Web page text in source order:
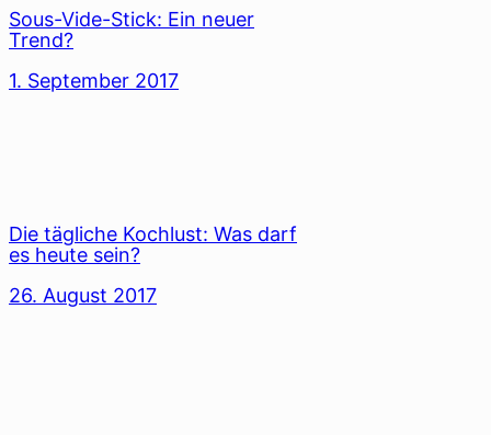
Sous-Vide-Stick: Ein neuer
Trend?
1. September 2017
Die tägliche Kochlust: Was darf
es heute sein?
26. August 2017